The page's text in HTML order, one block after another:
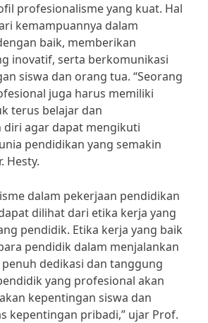
profesionalisme yang kuat. Hal
kemampuannya dalam
baik, memberikan
inovatif, serta berkomunikasi
siswa dan orang tua. “Seorang
juga harus memiliki
terus belajar dan
diri agar dapat mengikuti
pendidikan yang semakin
Hesty.
dalam pekerjaan pendidikan
dilihat dari etika kerja yang
pendidik. Etika kerja yang baik
pendidik dalam menjalankan
dedikasi dan tanggung
yang profesional akan
kepentingan siswa dan
kepentingan pribadi,” ujar Prof.